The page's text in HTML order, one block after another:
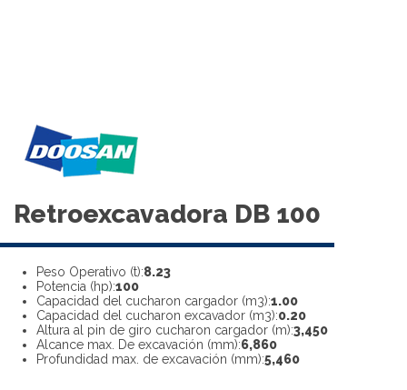
Retroexcavadora DB 100
Peso Operativo (t):8.23
Potencia (hp):100
Capacidad del cucharon cargador (m3):1.00
Capacidad del cucharon excavador (m3):0.20
Altura al pin de giro cucharon cargador (m):3,450
Alcance max. De excavación (mm):6,860
Profundidad max. de excavación (mm):5,460